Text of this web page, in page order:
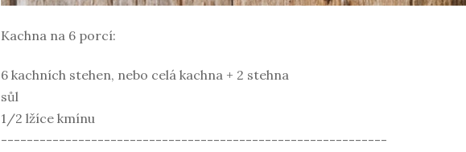
Kachna na 6 porcí:
6 kachních stehen, nebo celá kachna + 2 stehna
sůl
1/2 lžíce kmínu
------------------------------------------------------------